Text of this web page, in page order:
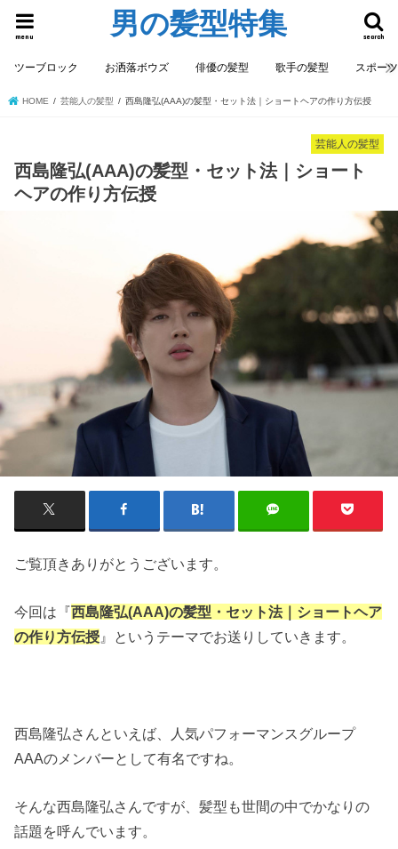
男の髪型特集 search
menu
ツーブロック お洒落ボウズ 俳優の髪型 歌手の髪型 スポー
HOME 芸能人の髪型 西島隆弘(AAA)の髪型・セット法｜ショートヘアの作り方伝授
芸能人の髪型
西島隆弘(AAA)の髪型・セット法｜ショート
ヘアの作り方伝授
ご覧頂きありがとうございます。
今回は『西島隆弘(AAA)の髪型・セット法｜ショートヘア
の作り方伝授 』というテーマでお送りしていきます。
西島隆弘さんといえば、人気パフォーマンスグループ
AAAのメンバーとして有名ですね。
そんな西島隆弘さんですが、髪型も世間の中でかなりの
話題を呼んでいます。